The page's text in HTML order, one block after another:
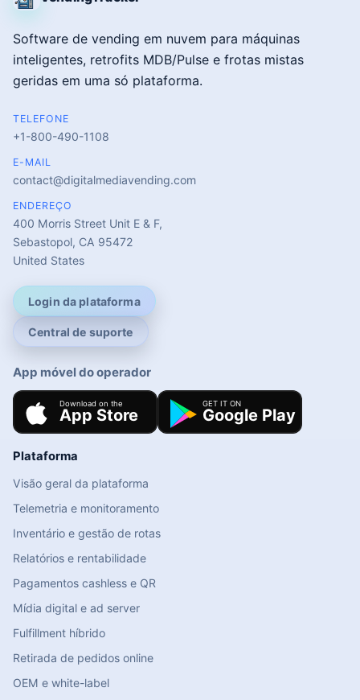
Software de vending em nuvem para máquinas
inteligentes, retrofits MDB/Pulse e frotas mistas
geridas em uma só plataforma.
TELEFONE
+1-800-490-1108
E-MAIL
contact@digitalmediavending.com
ENDEREÇO
400 Morris Street Unit E & F,
Sebastopol, CA 95472
United States
Login da plataforma
Central de suporte
App móvel do operador
Plataforma
Visão geral da plataforma
Telemetria e monitoramento
Inventário e gestão de rotas
Relatórios e rentabilidade
Pagamentos cashless e QR
Mídia digital e ad server
Fulfillment híbrido
Retirada de pedidos online
OEM e white-label